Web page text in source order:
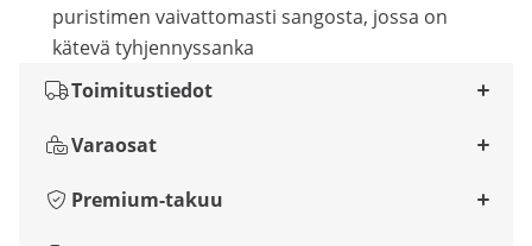
puristimen vaivattomasti sangosta, jossa on
kätevä tyhjennyssanka
Toimitustiedot
Varaosat
Premium-takuu